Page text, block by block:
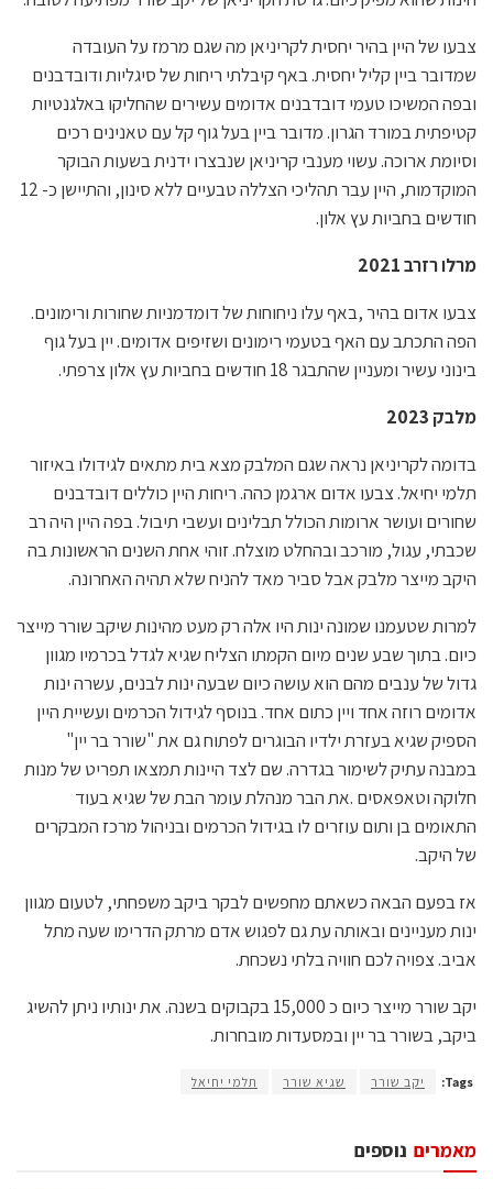
צבעו של היין בהיר יחסית לקריניאן מה שגם מרמז על העובדה
שמדובר ביין קליל יחסית. באף קיבלתי ריחות של סיגליות ודובדבנים
ובפה המשיכו טעמי דובדבנים אדומים עשירים שהחליקו באלגנטיות
קטיפתית במורד הגרון. מדובר ביין בעל גוף קל עם טאנינים רכים
וסיומת ארוכה. עשוי מענבי קריניאן שנבצרו ידנית בשעות הבוקר
המוקדמות, היין עבר תהליכי הצללה טבעיים ללא סינון, והתיישן כ- 12
חודשים בחביות עץ אלון.
מרלו רזרב 2021
צבעו אדום בהיר ,באף עלו ניחוחות של דומדמניות שחורות ורימונים.
הפה התכתב עם האף בטעמי רימונים ושזיפים אדומים. יין בעל גוף
בינוני עשיר ומעניין שהתבגר 18 חודשים בחביות עץ אלון צרפתי.
מלבק 2023
בדומה לקריניאן נראה שגם המלבק מצא בית מתאים לגידולו באיזור
תלמי יחיאל. צבעו אדום ארגמן כהה. ריחות היין כוללים דובדבנים
שחורים ועושר ארומות הכולל תבלינים ועשבי תיבול. בפה היין היה רב
שכבתי, עגול, מורכב ובהחלט מוצלח. זוהי אחת השנים הראשונות בה
היקב מייצר מלבק אבל סביר מאד להניח שלא תהיה האחרונה.
למרות שטעמנו שמונה ינות היו אלה רק מעט מהינות שיקב שורר מייצר
כיום. בתוך שבע שנים מיום הקמתו הצליח שגיא לגדל בכרמיו מגוון
גדול של ענבים מהם הוא עושה כיום שבעה ינות לבנים, עשרה ינות
אדומים רוזה אחד ויין כתום אחד. בנוסף לגידול הכרמים ועשיית היין
הספיק שגיא בעזרת ילדיו הבוגרים לפתוח גם את "שורר בר יין"
במבנה עתיק לשימור בגדרה. שם לצד היינות תמצאו תפריט של מנות
חלוקה וטאפאסים .את הבר מנהלת עומר הבת של שגיא בעוד
התאומים בן ותום עוזרים לו בגידול הכרמים ובניהול מרכז המבקרים
של היקב.
אז בפעם הבאה כשאתם מחפשים לבקר ביקב משפחתי, לטעום מגוון
ינות מעניינים ובאותה עת גם לפגוש אדם מרתק הדרימו שעה מתל
אביב. צפויה לכם חוויה בלתי נשכחת.
יקב שורר מייצר כיום כ 15,000 בקבוקים בשנה. את ינותיו ניתן להשיג
ביקב, בשורר בר יין ובמסעדות מובחרות.
Tags: יקב שורר שגיא שורר תלמי יחיאל
נוספים מאמרים